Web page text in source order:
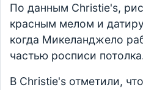
По данным Christie's,
красным мелом и
когда Микеланджело
частью росписи
В Christie's отметили,